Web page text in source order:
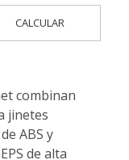
CALCULAR
combinan
jinetes
ABS y
de alta